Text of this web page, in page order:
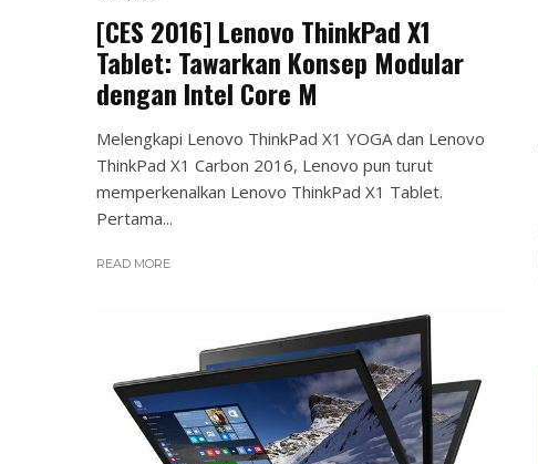
[CES 2016] Lenovo ThinkPad X1
Tablet: Tawarkan Konsep Modular
dengan Intel Core M
Melengkapi Lenovo ThinkPad X1 YOGA dan Lenovo
ThinkPad X1 Carbon 2016, Lenovo pun turut
memperkenalkan Lenovo ThinkPad X1 Tablet.
Pertama...
READ MORE